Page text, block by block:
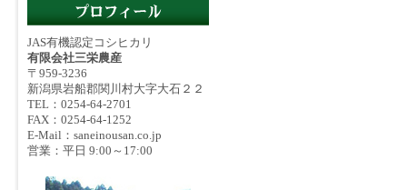
JAS有機認定コシヒカリ
有限会社三栄農産
〒959-3236
新潟県岩船郡関川村大字大石２２
TEL：0254-64-2701
FAX：0254-64-1252
E-Mail：saneinousan.co.jp
営業：平日 9:00～17:00